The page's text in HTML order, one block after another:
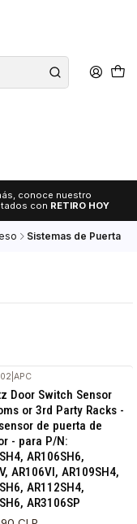
conoce nuestro
con RETIRO HOY
Sistemas de Puerta
|APC
Door Switch Sensor
or 3rd Party Racks -
de puerta de
- para P/N:
AR106SH6,
AR106VI, AR109SH4,
AR112SH4,
AR3106SP